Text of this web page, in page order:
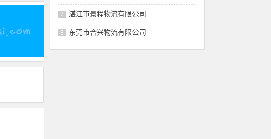
7 湛江市景程物流有限公司
8 东莞市合兴物流有限公司